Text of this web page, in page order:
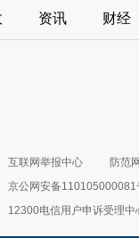
资讯 财经
互联网举报中心
防范
京公网安备110105000081
12300电信用户申诉受理中